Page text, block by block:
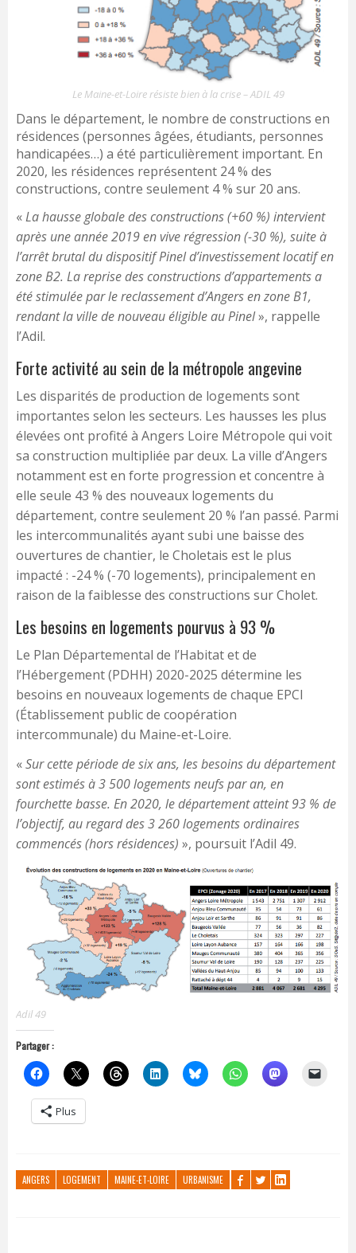
Le Maine-et-Loire résiste bien à la crise – ADIL 49
Dans le département, le nombre de constructions en
résidences (personnes âgées, étudiants, personnes
handicapées…) a été particulièrement important. En
2020, les résidences représentent 24 % des
constructions, contre seulement 4 % sur 20 ans.
«La hausse globale des constructions (+60 %) intervient
après une année 2019 en vive régression (-30 %), suite à
l’arrêt brutal du dispositif Pinel d’investissement locatif en
zone B2. La reprise des constructions d’appartements a
été stimulée par le reclassement d’Angers en zone B1,
rendant la ville de nouveau éligible au Pinel», rappelle
l’Adil.
Forte activité au sein de la métropole angevine
Les disparités de production de logements sont
importantes selon les secteurs. Les hausses les plus
élevées ont profité à Angers Loire Métropole qui voit
sa construction multipliée par deux. La ville d’Angers
notamment est en forte progression et concentre à
elle seule 43 % des nouveaux logements du
département, contre seulement 20 % l’an passé. Parmi
les intercommunalités ayant subi une baisse des
ouvertures de chantier, le Choletais est le plus
impacté : -24 % (-70 logements), principalement en
raison de la faiblesse des constructions sur Cholet.
Les besoins en logements pourvus à 93 %
Le Plan Départemental de l’Habitat et de
l’Hébergement (PDHH) 2020-2025 détermine les
besoins en nouveaux logements de chaque EPCI
(Établissement public de coopération
intercommunale) du Maine-et-Loire.
«Sur cette période de six ans, les besoins du département
sont estimés à 3 500 logements neufs par an, en
fourchette basse. En 2020, le département atteint 93 % de
l’objectif, au regard des 3 260 logements ordinaires
commencés (hors résidences) », poursuit l’Adil 49.
Adil 49
Partager :
Plus
ANGERS LOGEMENT MAINE-ET-LOIRE URBANISME